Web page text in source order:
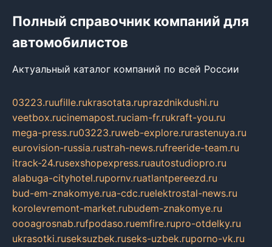
Полный справочник компаний для
автомобилистов
Актуальный каталог компаний по всей России
03223.ruufille.rukrasotata.ruprazdnikdushi.ru
veetbox.rucinemapost.ruciam-fr.rukraft-you.ru
mega-press.ru03223.ruweb-explore.rurastenuya.ru
eurovision-russia.rustrah-news.rufreeride-team.ru
itrack-24.rusexshopexpress.ruautostudiopro.ru
alabuga-cityhotel.rupornv.ruatlantpereezd.ru
bud-em-znakomye.rua-cdc.ruelektrostal-news.ru
korolevremont-market.rubudem-znakomye.ru
oooagrosnab.rufpodaso.ruemfire.rupro-otdelky.ru
ukrasotki.ruseksuzbek.ruseks-uzbek.ruporno-vk.ru